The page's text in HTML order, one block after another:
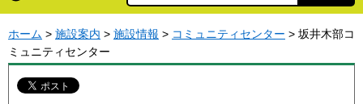
ホーム > 施設案内 > 施設情報 > コミュニティセンター > 坂井木部コ
ミュニティセンター